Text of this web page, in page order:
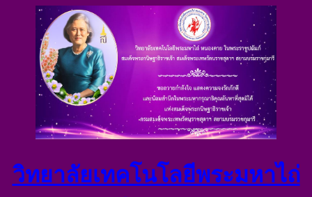
วิทยาลัยเทคโนโลยีพระมหาไถ่